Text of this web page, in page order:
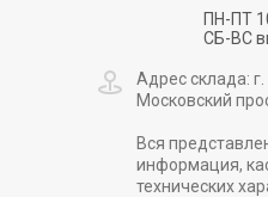
ПН-ПТ
СБ-ВС
Адрес склада:
Московский
Вся
информация,
технических